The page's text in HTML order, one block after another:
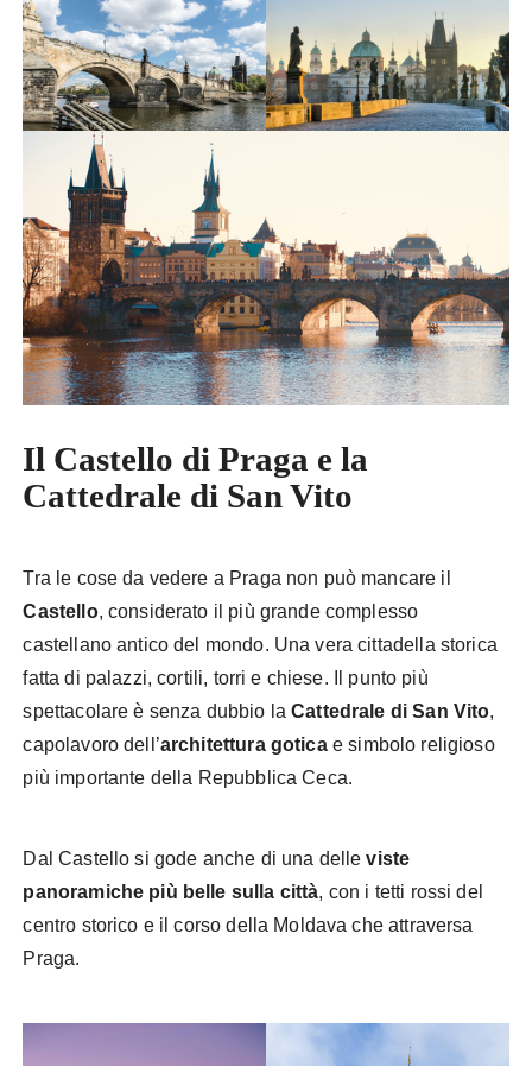
Il Castello di Praga e la
Cattedrale di San Vito
Tra le cose da vedere a Praga non può mancare il
Castello, considerato il più grande complesso
castellano antico del mondo. Una vera cittadella storica
fatta di palazzi, cortili, torri e chiese. Il punto più
spettacolare è senza dubbio laCattedrale di San Vito,
capolavoro dell’architettura goticae simbolo religioso
più importante della Repubblica Ceca.
Dal Castello si gode anche di una delleviste
panoramiche più belle sulla città, con i tetti rossi del
centro storico e il corso della Moldava che attraversa
Praga.